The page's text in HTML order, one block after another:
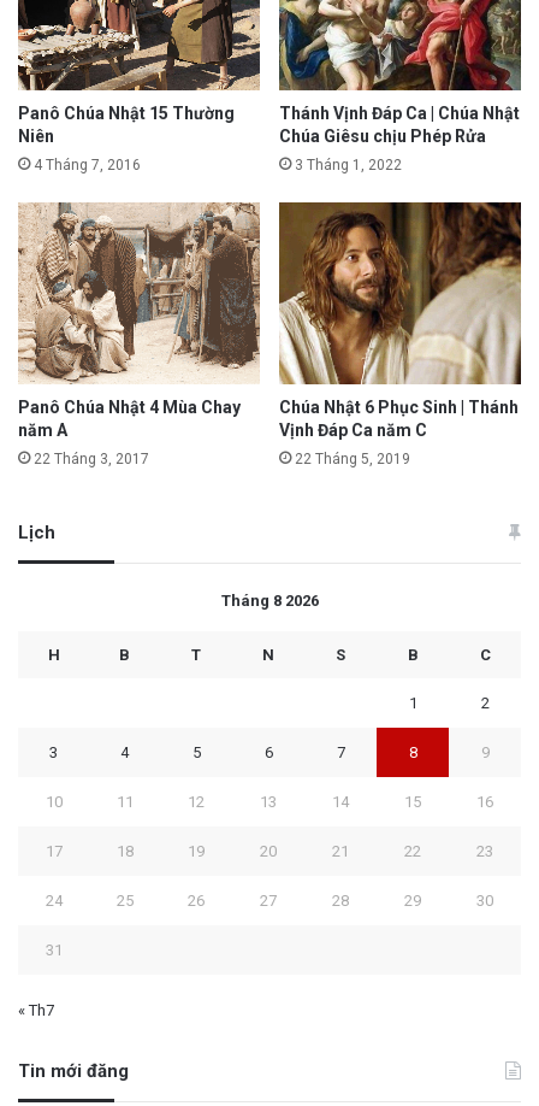
Panô Chúa Nhật 15 Thường
Niên
4 Tháng 7, 2016
Thánh Vịnh Đáp Ca | Chúa Nhật
Chúa Giêsu chịu Phép Rửa
3 Tháng 1, 2022
Panô Chúa Nhật 4 Mùa Chay
năm A
22 Tháng 3, 2017
Chúa Nhật 6 Phục Sinh | Thánh
Vịnh Đáp Ca năm C
22 Tháng 5, 2019
Lịch
Tháng 8 2026
H B T N S B C
1 2
3 4 5 6 7 8 9
10 11 12 13 14 15 16
17 18 19 20 21 22 23
24 25 26 27 28 29 30
31
« Th7
Tin mới đăng